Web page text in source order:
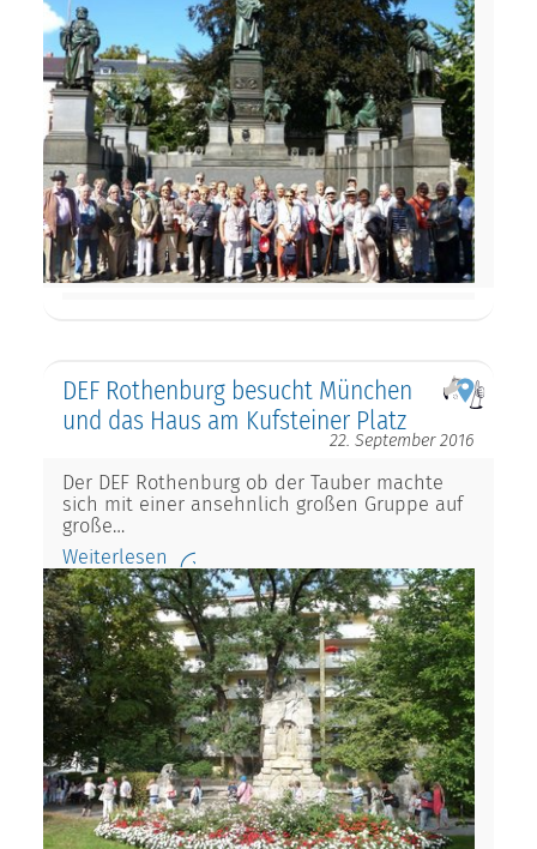
DEF Rothenburg besucht München
und das Haus am Kufsteiner Platz
22. September 2016
Der DEF Rothenburg ob der Tauber machte
sich mit einer ansehnlich großen Gruppe auf
große…
Weiterlesen